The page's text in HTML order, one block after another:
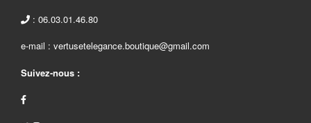
: 06.03.01.46.80
e-mail : vertusetelegance.boutique@gmail.com
Suivez-nous :